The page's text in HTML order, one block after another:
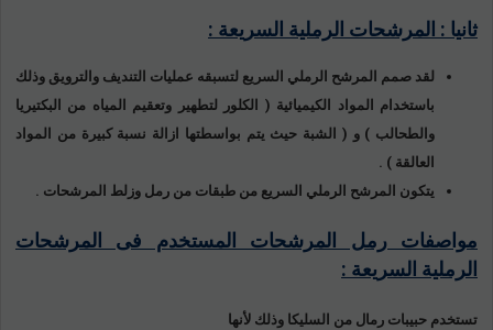
ثانيا : المرشحات الرملية السريعة :
لقد صمم المرشح الرملي السريع لتسبقه عمليات التنديف والترويق وذلك
باستخدام المواد الكيميائية ( الكلور لتطهير وتعقيم المياه من البكتيريا
والطحالب ) و ( الشبة حيث يتم بواسطتها ازالة نسبة كبيرة من المواد
العالقة ) .
يتكون المرشح الرملي السريع من طبقات من رمل وزلط المرشحات .
مواصفات رمل المرشحات المستخدم فى المرشحات
الرملية السريعة :
تستخدم حبيبات رمال من السليكا وذلك لأنها